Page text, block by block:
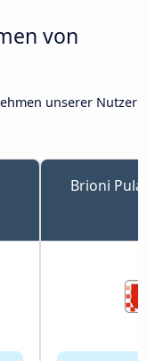
von
unserer Nutzer
Brioni